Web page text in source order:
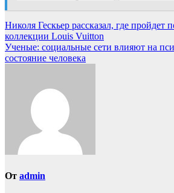
Навигация
по
записям
Николя Гескьер рассказал, где пройдет
коллекции Louis Vuitton
Ученые: социальные сети влияют на
состояние человека
От admin